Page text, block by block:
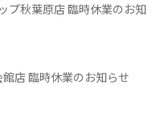
プ秋葉原店 臨時休業のお知
店 臨時休業のお知らせ